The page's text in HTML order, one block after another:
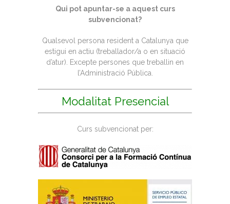
Qui pot apuntar-se a aquest curs
subvencionat?
Qualsevol persona resident a Catalunya que
estigui en actiu (treballador/a o en situació
d’atur). Excepte persones que treballin en
l’Administració Pública.
Modalitat Presencial
Curs subvencionat per: